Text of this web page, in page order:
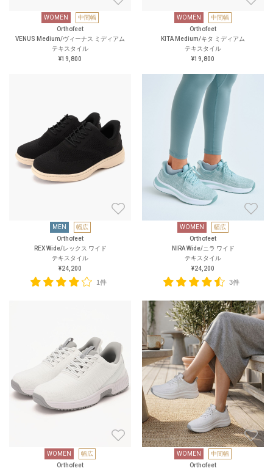
WOMEN
中間幅
Orthofeet
VENUS Medium/ヴィーナス ミディアム
テキスタイル
¥19,800
WOMEN
中間幅
Orthofeet
KITA Medium/キタ ミディアム
テキスタイル
¥19,800
MEN
幅広
Orthofeet
REX Wide/レックス ワイド
テキスタイル
¥24,200
1件
WOMEN
幅広
Orthofeet
NIRA Wide/ニラ ワイド
テキスタイル
¥24,200
3件
WOMEN
幅広
Orthofeet
WOMEN
中間幅
Orthofeet